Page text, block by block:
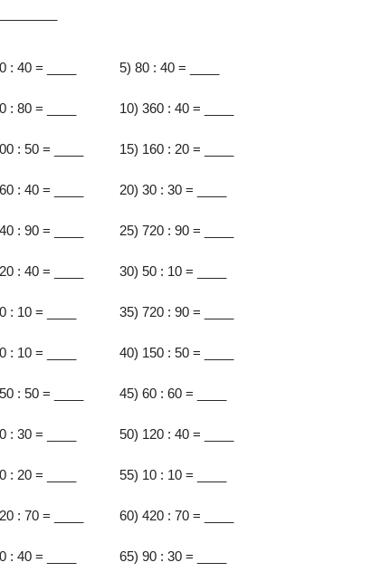
: 40 = ____ 5) 80 : 40 = ____
: 80 = ____ 10) 360 : 40 = ____
: 50 = ____ 15) 160 : 20 = ____
: 40 = ____ 20) 30 : 30 = ____
: 90 = ____ 25) 720 : 90 = ____
: 40 = ____ 30) 50 : 10 = ____
: 10 = ____ 35) 720 : 90 = ____
: 10 = ____ 40) 150 : 50 = ____
: 50 = ____ 45) 60 : 60 = ____
: 30 = ____ 50) 120 : 40 = ____
: 20 = ____ 55) 10 : 10 = ____
: 70 = ____ 60) 420 : 70 = ____
: 40 = ____ 65) 90 : 30 = ____